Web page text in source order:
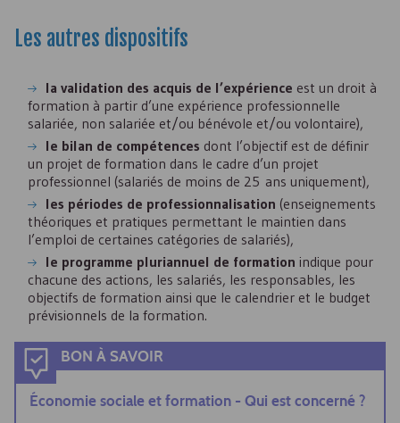
Les autres dispositifs
la validation des acquis de l’expérience est un droit à
formation à partir d’une expérience professionnelle
salariée, non salariée et/ou bénévole et/ou volontaire),
le bilan de compétences dont l’objectif est de définir
un projet de formation dans le cadre d’un projet
professionnel (salariés de moins de 25 ans uniquement),
les périodes de professionnalisation (enseignements
théoriques et pratiques permettant le maintien dans
l’emploi de certaines catégories de salariés),
le programme pluriannuel de formation indique pour
chacune des actions, les salariés, les responsables, les
objectifs de formation ainsi que le calendrier et le budget
prévisionnels de la formation.
BON À SAVOIR
Économie sociale et formation - Qui est concerné ?